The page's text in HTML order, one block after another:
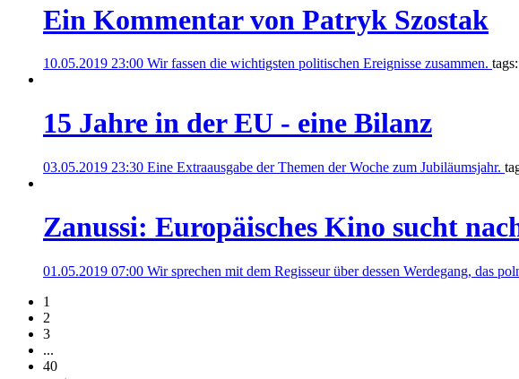
Ein Kommentar von Patryk Szostak
10.05.2019 23:00 Wir fassen die wichtigsten politischen Ereignisse zusammen. tags:
15 Jahre in der EU - eine Bilanz
03.05.2019 23:30 Eine Extraausgabe der Themen der Woche zum Ju­bi­lä­ums­jahr.
Zanussi: Europäisches Kino sucht
01.05.2019 07:00 Wir sprechen mit dem Regisseur über dessen Werdegang, das
1
2
3
...
40